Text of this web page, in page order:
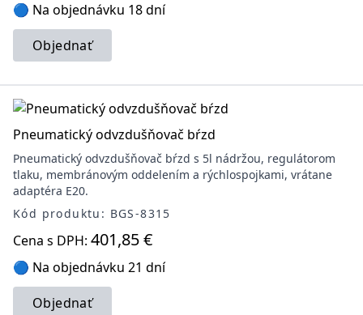
🔵 Na objednávku 18 dní
Objednať
Pneumatický odvzdušňovač bŕzd
Pneumatický odvzdušňovač bŕzd s 5l nádržou, regulátorom
tlaku, membránovým oddelením a rýchlospojkami, vrátane
adaptéra E20.
Kód produktu: BGS-8315
Cena s DPH: 401,85 €
🔵 Na objednávku 21 dní
Objednať